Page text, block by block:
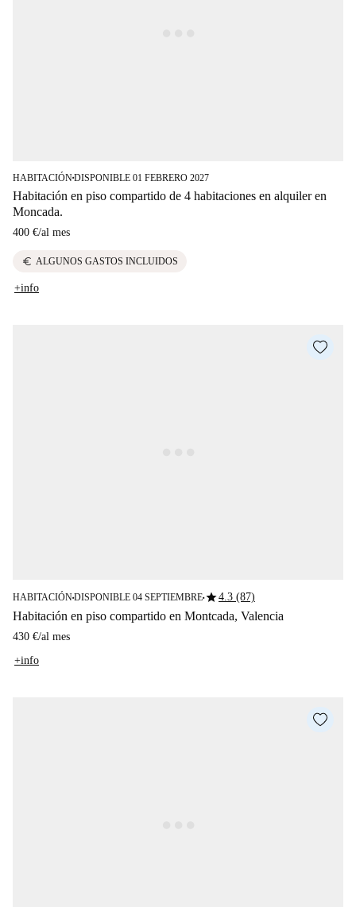
HABITACIÓN■DISPONIBLE 01 FEBRERO 2027
Habitación en piso compartido de 4 habitaciones en alquiler en
Moncada.
400 €/al mes
euro ALGUNOS GASTOS INCLUIDOS
+info
HABITACIÓN■DISPONIBLE 04 SEPTIEMBRE■star4.3 (87)
Habitación en piso compartido en Montcada, Valencia
430 €/al mes
+info